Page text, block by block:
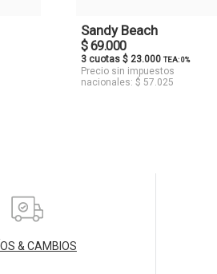
Sandy Beach
$ 69.000
3 cuotas $ 23.000 TEA: 0%
Precio sin impuestos
nacionales: $ 57.025
& CAMBIOS